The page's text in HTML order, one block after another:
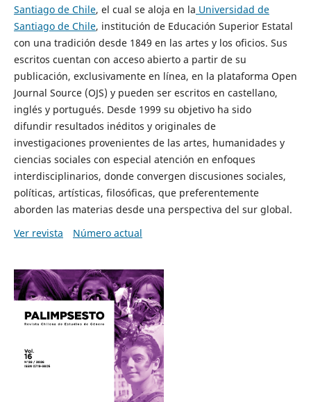
Santiago de Chile, el cual se aloja en la Universidad de
Santiago de Chile, institución de Educación Superior Estatal
con una tradición desde 1849 en las artes y los oficios. Sus
escritos cuentan con acceso abierto a partir de su
publicación, exclusivamente en línea, en la plataforma Open
Journal Source (OJS) y pueden ser escritos en castellano,
inglés y portugués. Desde 1999 su objetivo ha sido
difundir resultados inéditos y originales de
investigaciones provenientes de las artes, humanidades y
ciencias sociales con especial atención en enfoques
interdisciplinarios, donde convergen discusiones sociales,
políticas, artísticas, filosóficas, que preferentemente
aborden las materias desde una perspectiva del sur global.
Ver revista
Número actual